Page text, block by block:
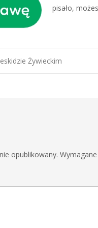
pisało,
Żywieckim
opublikowany.